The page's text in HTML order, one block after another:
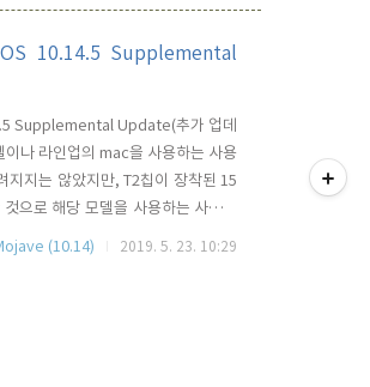
10.14.5 Supplemental
Supplemental Update(추가 업데
나 라인업의 mac을 사용하는 사용
지는 않았지만, T2칩이 장착된 15
으로 해당 모델을 사용하는 사용자
트 후 재 부팅이 필요 합니다. 자동
(10.14) 2019. 5. 23. 10:29
티스토리툴바